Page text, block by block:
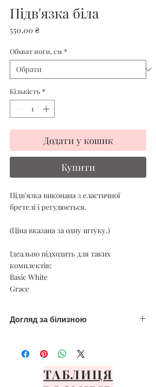
Підв'язка біла
550,00 ₴Ціна
Обхват ноги, см *
Кількість *
Додати у кошик
Купити
Підв'язка виконана з еластичної
бретелі і регулюється.
(Ціна вказана за одну штуку.)
Ідеально підходить для таких
комплектів:
Basic White
Grace
Догляд за білизною
Уникайте спеки
Сушити тільки на повітрі
Уникайте прямих сонячних променів
Розкладіть або повісьте на передню
ТАБЛИЦЯ